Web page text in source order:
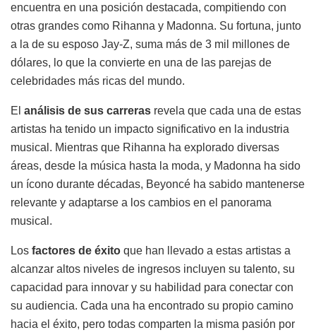
encuentra en una posición destacada, compitiendo con
otras grandes como Rihanna y Madonna. Su fortuna, junto
a la de su esposo Jay-Z, suma más de 3 mil millones de
dólares, lo que la convierte en una de las parejas de
celebridades más ricas del mundo.
El análisis de sus carreras revela que cada una de estas
artistas ha tenido un impacto significativo en la industria
musical. Mientras que Rihanna ha explorado diversas
áreas, desde la música hasta la moda, y Madonna ha sido
un ícono durante décadas, Beyoncé ha sabido mantenerse
relevante y adaptarse a los cambios en el panorama
musical.
Los factores de éxito que han llevado a estas artistas a
alcanzar altos niveles de ingresos incluyen su talento, su
capacidad para innovar y su habilidad para conectar con
su audiencia. Cada una ha encontrado su propio camino
hacia el éxito, pero todas comparten la misma pasión por